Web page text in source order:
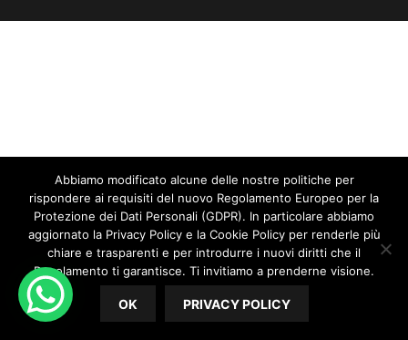
10 Segnali Che Dovresti Considerare Per
Farti Pagare Di Più Come Wedding
Planner
Abbiamo modificato alcune delle nostre politiche per
rispondere ai requisiti del nuovo Regolamento Europeo per la
Protezione dei Dati Personali (GDPR). In particolare abbiamo
aggiornato la Privacy Policy e la Cookie Policy per renderle più
chiare e trasparenti e per introdurre i nuovi diritti che il
Regolamento ti garantisce. Ti invitiamo a prenderne visione.
OK PRIVACY POLICY